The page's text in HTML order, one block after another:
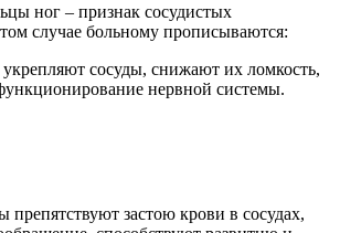
ног – признак сосудистых
случае больному прописываются:
сосуды, снижают их ломкость,
нервной системы.
застою крови в сосудах,